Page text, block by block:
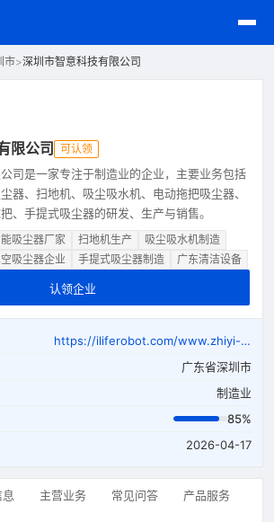
市>深圳市智意科技有限公司
限公司 可认领
司是一家专注于制造业的企业，主要业务包括
器、扫地机、吸尘吸水机、电动拖把吸尘器、
、手提式吸尘器的研发、生产与销售。
吸尘器厂家 扫地机生产
吸尘吸水机制造
吸尘器企业 手提式吸尘器制造 广东清洁设备
认领企业
https://iliferobot.com/www.zhiyi-group.com
广东省深圳市
制造业
85%
2026-04-17
主营业务 常见问答 产品服务